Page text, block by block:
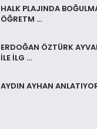
HALK PLAJINDA
ÖĞRETM ...
ERDOĞAN ÖZTÜRK
İLE İLG ...
AYDIN AYHAN